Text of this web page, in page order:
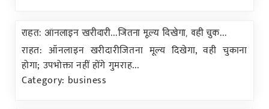
राहत: ऑनलाइन खरीदारी...जितना मूल्य दिखेगा, वही चुक...
राहत: ऑनलाइन खरीदारीजितना मूल्य दिखेगा, वही चुकाना
होगा; उपभोक्ता नहीं होंगे गुमराह...
Category: business